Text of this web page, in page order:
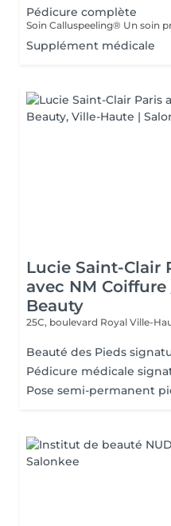
Pédicure complète
Supplément médicale
Lucie Saint-Clair
avec NM Coiffure
Beauty
25C, boulevard Royal Ville-
Beauté des Pieds
Pédicure médicale
Pose semi-permanent